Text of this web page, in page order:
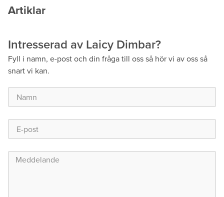
Artiklar
Modell
Mått
Intresserad av Laicy Dimbar?
Fyll i namn, e-post och din fråga till oss så hör vi av oss så
snart vi kan.